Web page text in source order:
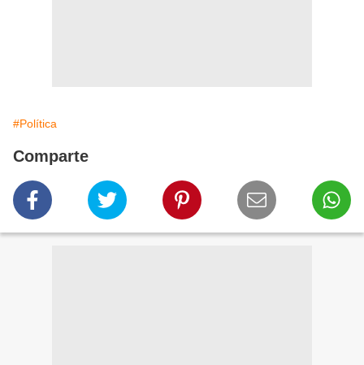
#Política
Comparte